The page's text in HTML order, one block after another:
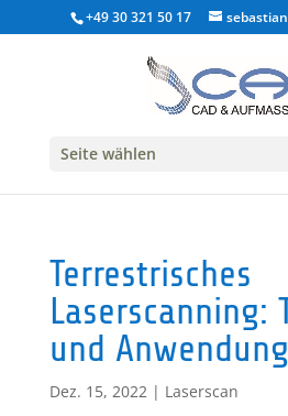
+49 30 321 50 17
Seite wählen
Terrestrisches
Laserscanning:
und Anwendung
Dez. 15, 2022| Laserscan